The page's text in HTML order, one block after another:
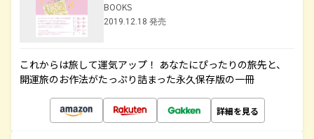
BOOKS
2019.12.18 発売
これからは旅して運気アップ！ あなたにぴったりの旅先と、
開運旅のお作法がたっぷり詰まった永久保存版の一冊
詳細を見る